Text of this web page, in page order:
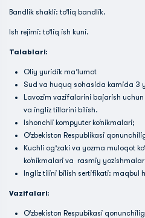
Bandlik shakli: to‘liq bandlik.
Ish rejimi: to‘liq ish kuni.
Talablari:
Oliy yuridik ma’lumot
Sud va huquq sohasida kamida 3
Lavozim vazifalarini bajarish uchun
va ingliz tillarini bilish.
Ishonchli kompyuter ko‘nikmalari;
O‘zbekiston Respublikasi
Kuchli og‘zaki va yozma muloqot
ko‘nikmalari va rasmiy yozishmalar
Ingliz tilini bilish sertifikati: maqbul
Vazifalari:
O‘zbekiston Respubikasi